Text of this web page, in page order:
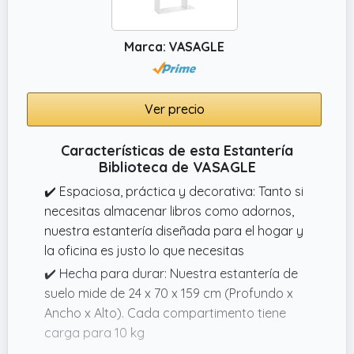
Marca: VASAGLE
Ver precio
Características de esta Estantería
Biblioteca de VASAGLE
✔️ Espaciosa, práctica y decorativa: Tanto si
necesitas almacenar libros como adornos,
nuestra estantería diseñada para el hogar y
la oficina es justo lo que necesitas
✔️ Hecha para durar: Nuestra estantería de
suelo mide de 24 x 70 x 159 cm (Profundo x
Ancho x Alto). Cada compartimento tiene
carga para 10 kg